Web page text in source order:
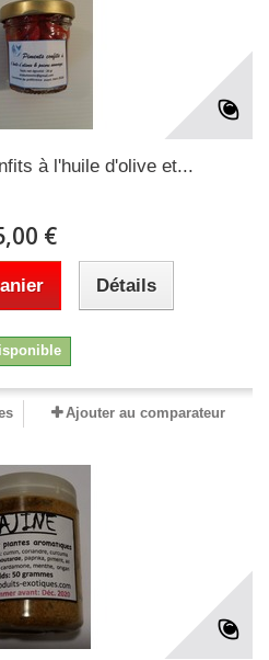
à l'huile d'olive et...
€
Détails
Ajouter au comparateur